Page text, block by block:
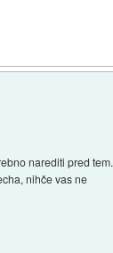
narediti pred tem.
nihče vas ne